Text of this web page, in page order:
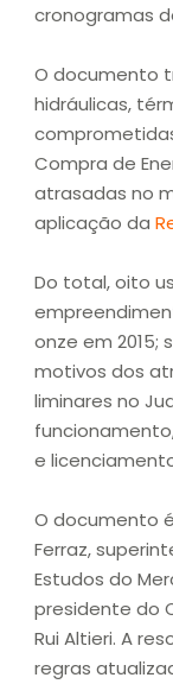
cronogramas
O documento
hidráulicas,
Compra de
atrasadas no
aplicação da
Do total, oito
onze em 2015;
motivos dos
liminares no
e
O documento
Ferraz,
Estudos do
presidente do
Rui Altieri. A
regras